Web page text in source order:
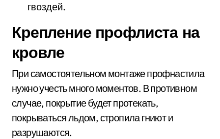
гвоздей.
Крепление профлиста на
кровле
При самостоятельном монтаже профнастила
нужно учесть много моментов. В противном
случае, покрытие будет протекать,
покрываться льдом, стропила гниют и
разрушаются.